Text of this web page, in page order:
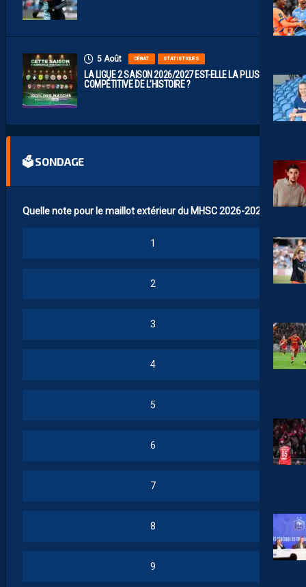
5 Août DÉBAT STATISTIQUES
LA LIGUE 2 SAISON 2026/2027 EST-ELLE LA PLUS
COMPÉTITIVE DE L’HISTOIRE ?
🗳 SONDAGE
Quelle note pour le maillot extérieur du MHSC 2026-2027 ?
1
2
3
4
5
6
7
8
9